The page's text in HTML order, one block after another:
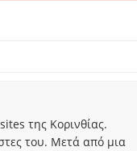
της Κορινθίας.
του. Μετά από μια